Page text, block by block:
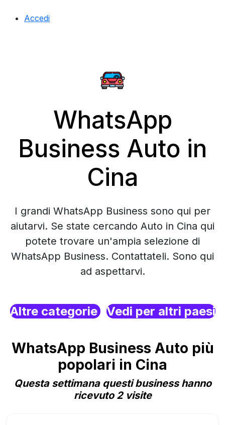
Accedi
WhatsApp
Business Auto in
Cina
I grandi WhatsApp Business sono qui per
aiutarvi. Se state cercando Auto in Cina qui
potete trovare un'ampia selezione di
WhatsApp Business. Contattateli. Sono qui
ad aspettarvi.
Altre categorie Vedi per altri paesi
WhatsApp Business Auto più
popolari in Cina
Questa settimana questi business hanno
ricevuto 2 visite